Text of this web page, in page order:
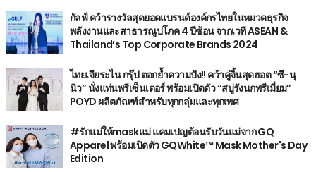
กัลฟ์ คว้ารางวัลสุดยอดแบรนด์องค์กรไทยในหมวดธุรกิจ
พลังงานและสาธารณูปโภค 4 ปีซ้อน จากเวที ASEAN &
Thailand’s Top Corporate Brands 2024
ไทยเจียระไน กรุ๊ป ตอกย้ำความปัง!! คว้าคู่จิ้นสุดฮอต “ซี-นุ
นิว” นั่งแท่นพรีเซ็นเตอร์ พร้อมเปิดตัว “สบู่รังนกพรีเมี่ยม”
POYD ผลิตภัณฑ์สำหรับทุกกลุ่มและทุกเพศ
#รักแม่ให้maskแม่ แคมเปญต้อนรับวันแม่จาก GQ
Apparel พร้อมเปิดตัว GQWhite™ Mask Mother's Day
Edition